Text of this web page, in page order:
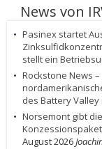
News von
Pasinex startet
stellt ein
Rockstone News
des Battery Valley
Norsemont gibt
August 2026